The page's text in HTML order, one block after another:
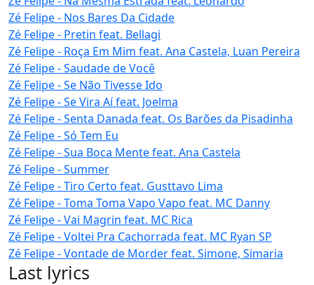
Zé Felipe - Nos Bares Da Cidade
Zé Felipe - Pretin feat. Bellagi
Zé Felipe - Roça Em Mim feat. Ana Castela, Luan Pereira
Zé Felipe - Saudade de Você
Zé Felipe - Se Não Tivesse Ido
Zé Felipe - Se Vira Aí feat. Joelma
Zé Felipe - Senta Danada feat. Os Barões da Pisadinha
Zé Felipe - Só Tem Eu
Zé Felipe - Sua Boca Mente feat. Ana Castela
Zé Felipe - Summer
Zé Felipe - Tiro Certo feat. Gusttavo Lima
Zé Felipe - Toma Toma Vapo Vapo feat. MC Danny
Zé Felipe - Vai Magrin feat. MC Rica
Zé Felipe - Voltei Pra Cachorrada feat. MC Ryan SP
Zé Felipe - Vontade de Morder feat. Simone, Simaria
Last lyrics